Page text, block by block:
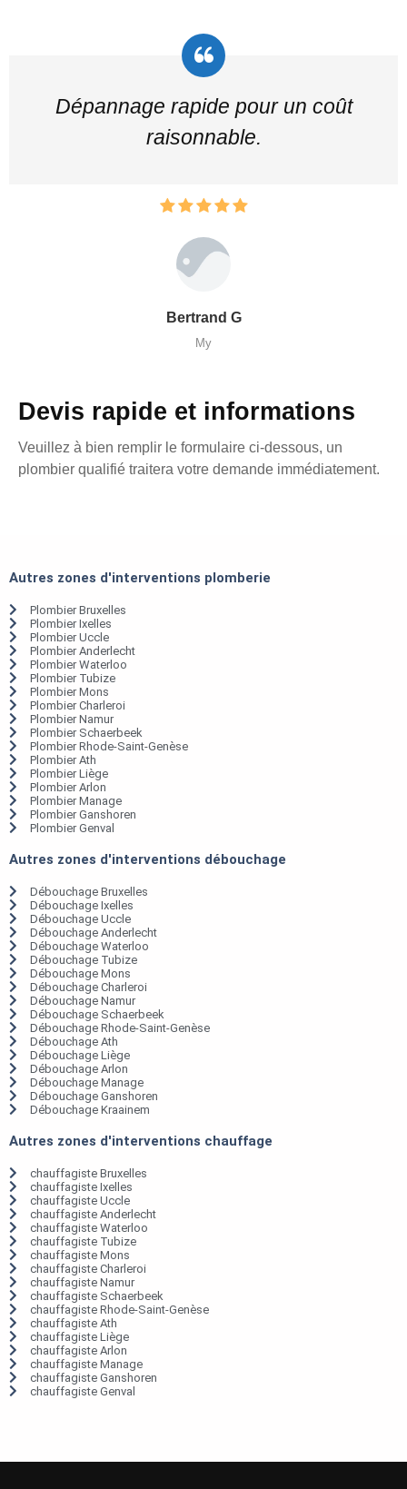
Dépannage rapide pour un coût
raisonnable.
Bertrand G
My
Devis rapide et informations
Veuillez à bien remplir le formulaire ci-dessous, un
plombier qualifié traitera votre demande immédiatement.
Autres zones d'interventions plomberie
Plombier Bruxelles
Plombier Ixelles
Plombier Uccle
Plombier Anderlecht
Plombier Waterloo
Plombier Tubize
Plombier Mons
Plombier Charleroi
Plombier Namur
Plombier Schaerbeek
Plombier Rhode-Saint-Genèse
Plombier Ath
Plombier Liège
Plombier Arlon
Plombier Manage
Plombier Ganshoren
Plombier Genval
Autres zones d'interventions débouchage
Débouchage Bruxelles
Débouchage Ixelles
Débouchage Uccle
Débouchage Anderlecht
Débouchage Waterloo
Débouchage Tubize
Débouchage Mons
Débouchage Charleroi
Débouchage Namur
Débouchage Schaerbeek
Débouchage Rhode-Saint-Genèse
Débouchage Ath
Débouchage Liège
Débouchage Arlon
Débouchage Manage
Débouchage Ganshoren
Débouchage Kraainem
Autres zones d'interventions chauffage
chauffagiste Bruxelles
chauffagiste Ixelles
chauffagiste Uccle
chauffagiste Anderlecht
chauffagiste Waterloo
chauffagiste Tubize
chauffagiste Mons
chauffagiste Charleroi
chauffagiste Namur
chauffagiste Schaerbeek
chauffagiste Rhode-Saint-Genèse
chauffagiste Ath
chauffagiste Liège
chauffagiste Arlon
chauffagiste Manage
chauffagiste Ganshoren
chauffagiste Genval